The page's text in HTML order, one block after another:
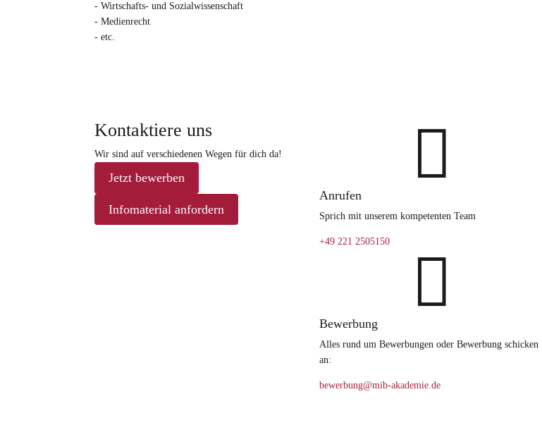
- Wirtschafts- und Sozialwissenschaft
- Medienrecht
- etc.
Kontaktiere uns
Wir sind auf verschiedenen Wegen für dich da!
Jetzt bewerben
Infomaterial anfordern

Anrufen
Sprich mit unserem kompetenten Team
+49 221 2505150

Bewerbung
Alles rund um Bewerbungen oder Bewerbung schicken
an:
bewerbung@mib-akademie.de